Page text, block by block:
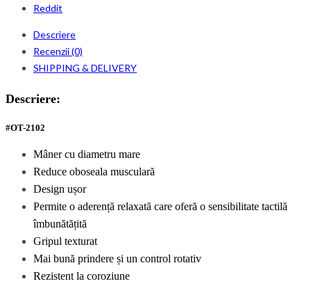
Reddit
Descriere
Recenzii (0)
SHIPPING & DELIVERY
Descriere:
#OT-2102
Mâner cu diametru mare
Reduce oboseala musculară
Design ușor
Permite o aderență relaxată care oferă o sensibilitate tactilă
îmbunătățită
Gripul texturat
Mai bună prindere și un control rotativ
Rezistent la coroziune